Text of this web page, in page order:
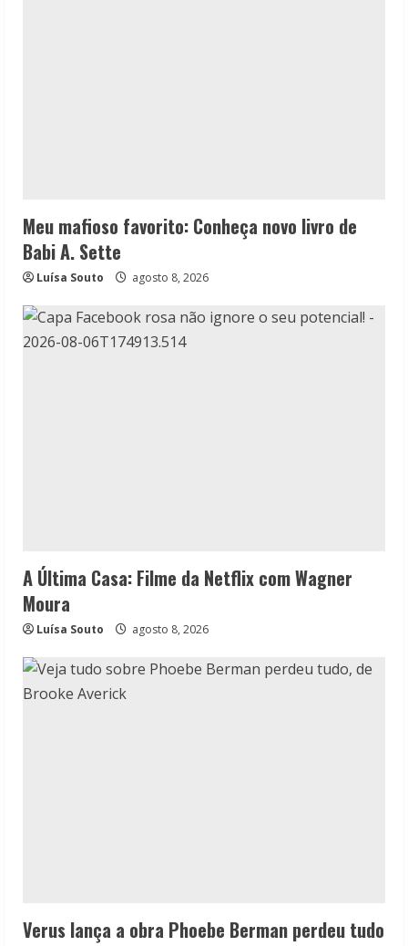
Meu mafioso favorito: Conheça novo livro de
Babi A. Sette
Luísa Souto agosto 8, 2026
A Última Casa: Filme da Netflix com Wagner
Moura
Luísa Souto agosto 8, 2026
Verus lança a obra Phoebe Berman perdeu tudo